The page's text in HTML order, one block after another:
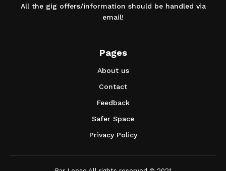
All the gig offers/information should be handled via
email!
Pages
About us
Contact
Feedback
Safer Space
Privacy Policy